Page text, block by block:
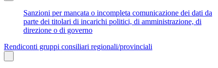
Sanzioni per mancata o incompleta comunicazione dei dati da
parte dei titolari di incarichi politici, di amministrazione, di
direzione o di governo
Rendiconti gruppi consiliari regionali/provinciali